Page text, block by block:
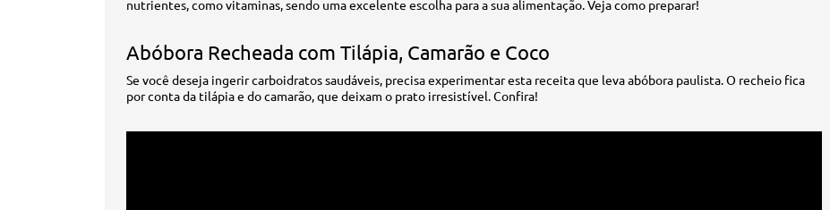
nutrientes, como vitaminas, sendo uma excelente escolha para a sua alimentação. Veja como preparar!
Abóbora Recheada com Tilápia, Camarão e Coco
Se você deseja ingerir carboidratos saudáveis, precisa experimentar esta receita que leva abóbora paulista. O recheio fica
por conta da tilápia e do camarão, que deixam o prato irresistível. Confira!